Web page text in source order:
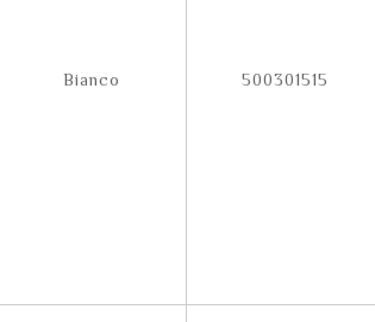
Bianco 500301515